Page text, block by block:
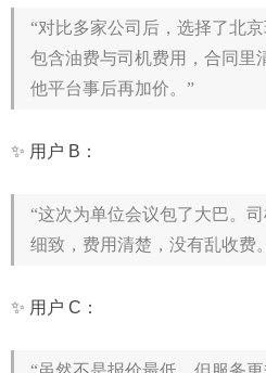
“对比多家公司后，选择了北
包含油费与司机费用，合同里
他平台事后再加价。”
✨ 用户 B：
“这次为单位会议包了大巴。
细致，费用清楚，没有乱收费
✨ 用户 C：